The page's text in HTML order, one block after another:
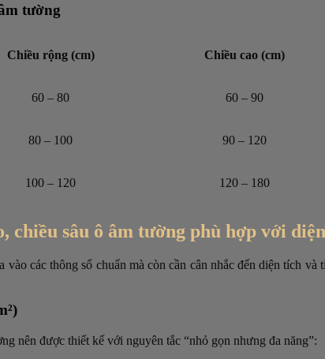
tường
Chiều rộng (cm) Chiều cao (cm)
60 – 80 60 – 90
80 – 100 90 – 120
100 – 120 120 – 180
chiều sâu ô âm tường phù hợp với
các thông số chuẩn mà còn cần cân nhắc đến diện tích
nên được thiết kế với nguyên tắc “nhỏ gọn nhưng đa năng”: